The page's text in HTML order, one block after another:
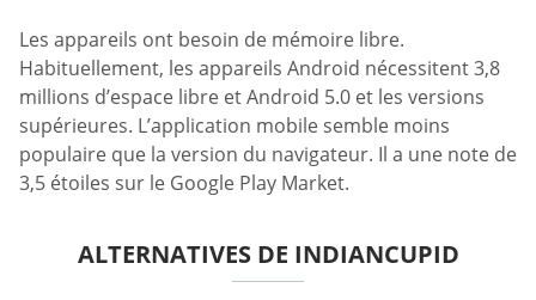
Les appareils ont besoin de mémoire libre.
Habituellement, les appareils Android nécessitent 3,8
millions d’espace libre et Android 5.0 et les versions
supérieures. L’application mobile semble moins
populaire que la version du navigateur. Il a une note de
3,5 étoiles sur le Google Play Market.
ALTERNATIVES DE INDIANCUPID